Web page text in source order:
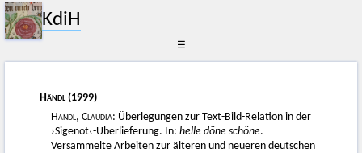
KdiH
☰
Händl (1999)
Händl, Claudia: Überlegungen zur Text-Bild-Relation in der
›Sigenot‹-Überlieferung. In:helle döne schöne.
Versammelte Arbeiten zur älteren und neueren deutschen